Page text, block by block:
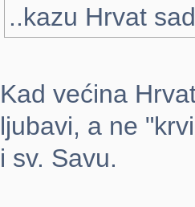
..kazu Hrvat
Kad većina
ljubavi, a ne
i sv. Savu.